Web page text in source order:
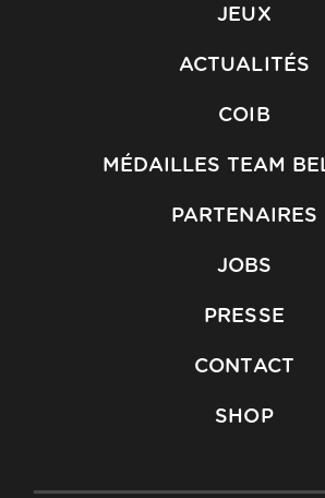
JEUX
ACTUALITÉS
COIB
MÉDAILLES TEAM
PARTENAIRES
JOBS
PRESSE
CONTACT
SHOP